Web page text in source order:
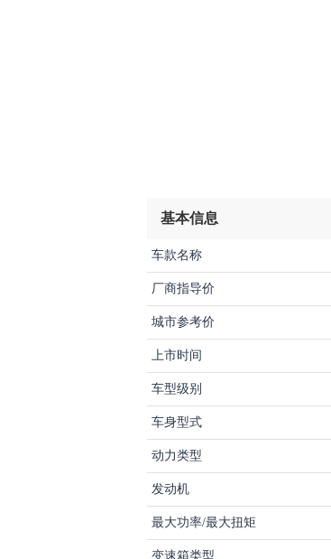
基本信息
车款名称
厂商指导价
城市参考价
上市时间
车型级别
车身型式
动力类型
发动机
最大功率/最大扭矩
变速箱类型